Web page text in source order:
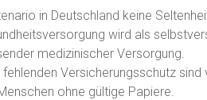
in Deutschland keine
wird als
medizinischer Versorgung.
fehlenden Versicherungsschutz
ohne gültige Papiere.